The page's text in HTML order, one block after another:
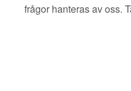
frågor hanteras av oss.